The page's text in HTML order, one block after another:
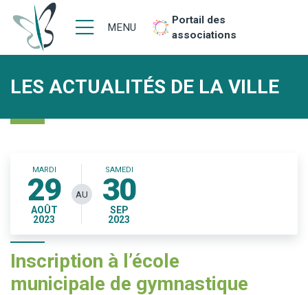
MENU
Portail des
associations
LES ACTUALITÉS DE LA VILLE
MARDI
29
AOÛT
2023
AU
SAMEDI
30
SEP
2023
Inscription à l’école
municipale de gymnastique